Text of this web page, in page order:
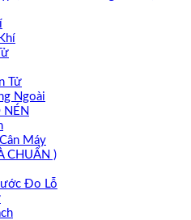
Tử
Ngoài
NÉN
Máy
CHUẨN )
Đo Lỗ